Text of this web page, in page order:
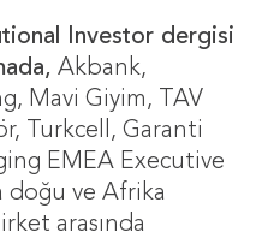
Investor dergisi
Akbank,
Mavi Giyim, TAV
Turkcell, Garanti
EMEA Executive
doğu ve Afrika
arasında